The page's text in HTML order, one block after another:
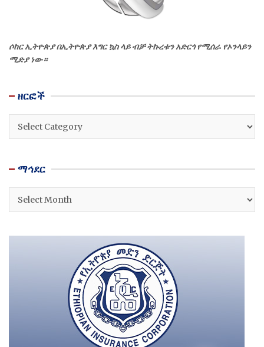
ሶከር ኢትዮጵያ በኢትዮጵያ እግር ኳስ ላይ ብቻ ትኩረቱን አድርጎ የሚሰራ የኦንላይን
ሚድያ ነው።
ዘርፎች
ዘርፎች
ማኅደር
ማኅደር